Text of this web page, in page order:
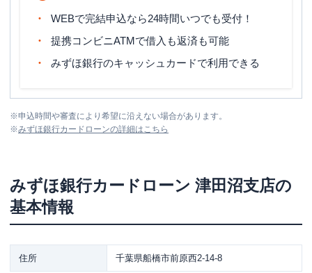
WEBで完結申込なら24時間いつでも受付！
提携コンビニATMで借入も返済も可能
みずほ銀行のキャッシュカードで利用できる
※申込時間や審査により希望に沿えない場合があります。
※みずほ銀行カードローンの詳細はこちら
みずほ銀行カードローン 津田沼支店の
基本情報
住所 千葉県船橋市前原西2-14-8